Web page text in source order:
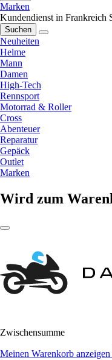
Marken
Kundendienst in Frankreich
Suchen
Neuheiten
Helme
Mann
Damen
High-Tech
Rennsport
Motorrad & Roller
Cross
Abenteuer
Reparatur
Gepäck
Outlet
Marken
Wird zum
Zwischensumme
Meinen Warenkorb anzeigen